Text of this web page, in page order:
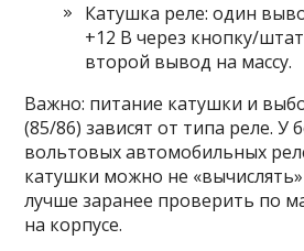
Катушка реле: один
+12 В через кнопку/
второй вывод на массу.
Важно: питание катушки и
(85/86) зависят от типа реле. У
вольтовых автомобильных
катушки можно не
лучше заранее проверить по
на корпусе.